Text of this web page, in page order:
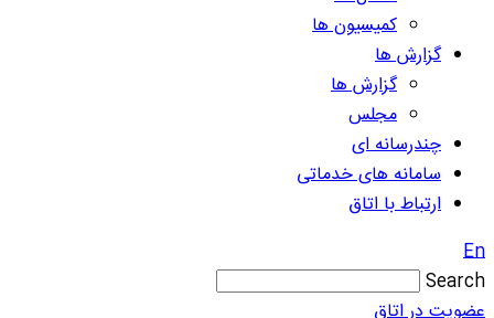
کمیسیون ها
گزارش ها
گزارش ها
مجلس
چندرسانه ای
سامانه های خدماتی
ارتباط با اتاق
En
Search
عضویت در اتاق